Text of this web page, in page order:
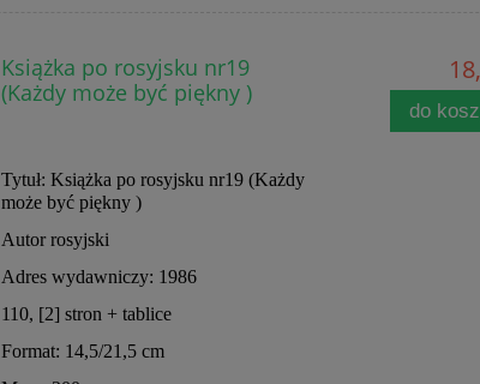
Książka po rosyjsku nr19
(Każdy może być piękny )
Tytuł: Książka po rosyjsku nr19 (Każdy
może być piękny )
Autor rosyjski
Adres wydawniczy: 1986
110, [2] stron + tablice
Format: 14,5/21,5 cm
do